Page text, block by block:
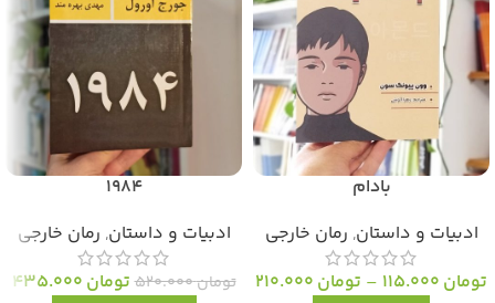
بادام
ادبیات و داستان, رمان خارجی
تومان
– تومان
1984
ادبیات و داستان, رمان خارجی
تومان520.000 تومان